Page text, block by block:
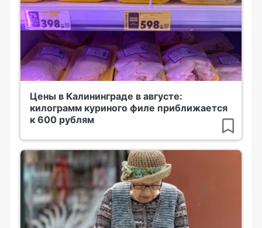
Цены в Калининграде в августе:
килограмм куриного филе приближается
к 600 рублям